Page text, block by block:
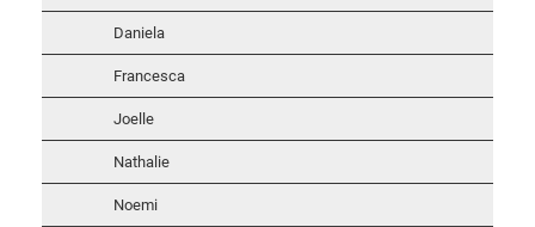
Daniela
Francesca
Joelle
Nathalie
Noemi